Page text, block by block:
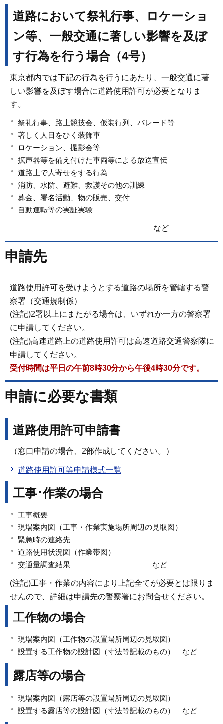
道路において祭礼行事、ロケーショ
ン等、一般交通に著しい影響を及ぼ
す行為を行う場合（4号）
東京都内では下記の行為を行うにあたり、一般交通に著
しい影響を及ぼす場合に道路使用許可が必要となりま
す。
祭礼行事、路上競技会、仮装行列、パレード等
著しく人目をひく装飾車
ロケーション、撮影会等
拡声器等を備え付けた車両等による放送宣伝
道路上で人寄せをする行為
消防、水防、避難、救護その他の訓練
募金、署名活動、物の販売、交付
自動運転等の実証実験
など
申請先
道路使用許可を受けようとする道路の場所を管轄する警
察署（交通規制係）
(注記)2署以上にまたがる場合は、いずれか一方の警察署
に申請してください。
(注記)高速道路上の道路使用許可は高速道路交通警察隊に
申請してください。
受付時間は平日の午前8時30分から午後4時30分です。
申請に必要な書類
道路使用許可申請書
（窓口申請の場合、2部作成してください。）
道路使用許可等申請様式一覧
工事･作業の場合
工事概要
現場案内図（工事・作業実施場所周辺の見取図）
緊急時の連絡先
道路使用状況図（作業帯図）
交通量調査結果 など
(注記)工事・作業の内容により上記全てが必要とは限りま
せんので、詳細は申請先の警察署にお問合せください。
工作物の場合
現場案内図（工作物の設置場所周辺の見取図）
設置する工作物の設計図（寸法等記載のもの） など
露店等の場合
現場案内図（露店等の設置場所周辺の見取図）
設置する露店等の設計図（寸法等記載のもの） など